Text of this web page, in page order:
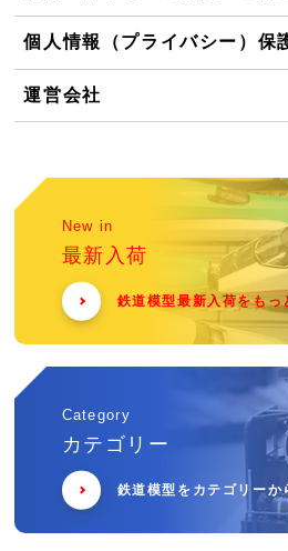
個人情報（プライバシー）保
運営会社
New in
最新入荷
鉄道模型最新入荷をもっ
Category
カテゴリー
鉄道模型をカテゴリーか